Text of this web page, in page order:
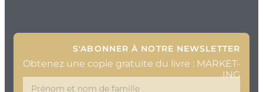
S'ABONNER À NOTRE NEWSLETTER
Obtenez une copie gratuite du livre : MARKET-
ING